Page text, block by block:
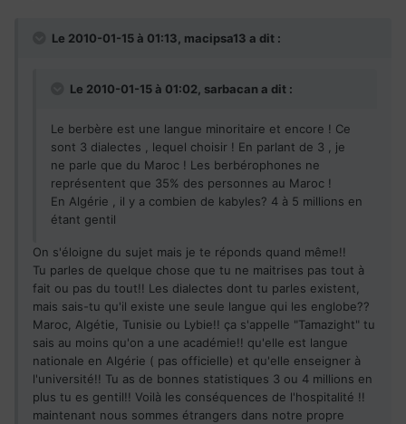
Le 2010-01-15 à 01:13, macipsa13 a dit :
Le 2010-01-15 à 01:02, sarbacan a dit :
Le berbère est une langue minoritaire et encore ! Ce
sont 3 dialectes , lequel choisir ! En parlant de 3 , je
ne parle que du Maroc ! Les berbérophones ne
représentent que 35% des personnes au Maroc !
En Algérie , il y a combien de kabyles? 4 à 5 millions en
étant gentil
On s'éloigne du sujet mais je te réponds quand même!!
Tu parles de quelque chose que tu ne maitrises pas tout à
fait ou pas du tout!! Les dialectes dont tu parles existent,
mais sais-tu qu'il existe une seule langue qui les englobe??
Maroc, Algétie, Tunisie ou Lybie!! ça s'appelle "Tamazight" tu
sais au moins qu'on a une académie!! qu'elle est langue
nationale en Algérie ( pas officielle) et qu'elle enseigner à
l'université!! Tu as de bonnes statistiques 3 ou 4 millions en
plus tu es gentil!! Voilà les conséquences de l'hospitalité !!
maintenant nous sommes étrangers dans notre propre